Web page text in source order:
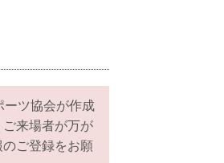
ーツ協会が作成
来場者が万が
ご登録をお願